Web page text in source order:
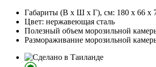
Габариты (В х Ш х Г), см: 180 х 66 х
Цвет: нержавеющая сталь
Полезный объем морозильной
Размораживание морозильной